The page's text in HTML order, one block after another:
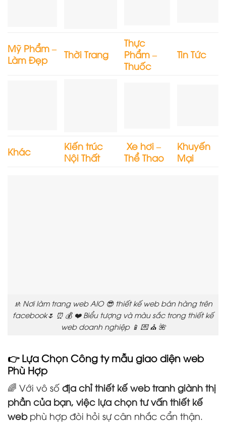
Mỹ Phẩm –
Làm Đẹp
Thời Trang
Thực
Phẩm –
Thuốc
Tin Tức
Khác
Kiến trúc
Nội Thất
Xe hơi –
Thể Thao
Khuyến
Mại
🚸 Nơi làm trang web AIO 😎 thiết kế web bán hàng trên
facebook🌷 ⏰ 💰 ❤️ Biểu tượng và màu sắc trong thiết kế
web doanh nghiệp 📱 💌 ⛪ 🌺
👉 Lựa Chọn Công ty mẫu giao diện web
Phù Hợp
🌈 Với vô số địa chỉ thiết kế web tranh giành thị
phần của bạn, việc lựa chọn tư vấn thiết kế
webphù hợp đòi hỏi sự cân nhắc cẩn thận.